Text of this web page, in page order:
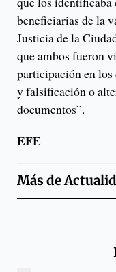
beneficiarias de la
Justicia de la
que ambos fueron
participación en
y falsificación o
documentos”.
EFE
Más de